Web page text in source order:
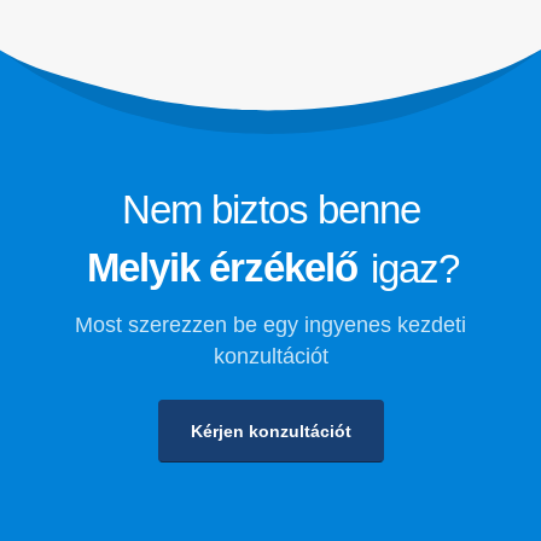
Nem biztos benne
Melyik érzékelő igaz?
Most szerezzen be egy ingyenes kezdeti
konzultációt
Kérjen konzultációt
hidegtároláshoz
Ipari hűtőgázfigyelés
Winsen. © 2026. Minden jog fenntartva